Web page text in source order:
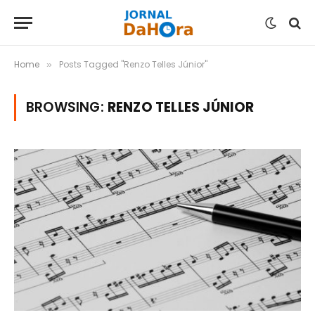
Home » Posts Tagged "Renzo Telles Júnior"
BROWSING: RENZO TELLES JÚNIOR